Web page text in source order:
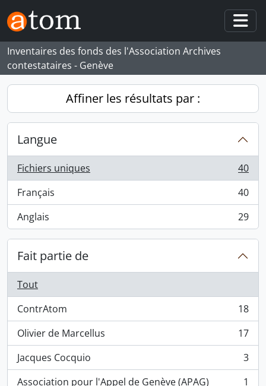
Skip to main content
Inventaires des fonds des l'Association Archives
contestataires - Genève
Affiner les résultats par :
Langue
Fichiers uniques
, 40 résultats
40
Français
, 40 résultats
40
Anglais
, 29 résultats 29
Fait partie de
Tout
ContrAtom
, 18 résultats
18
Olivier de Marcellus
, 17 résultats
17
Jacques Cocquio
, 3 résultats
3
Association pour l'Appel de Genève (APAG)
1